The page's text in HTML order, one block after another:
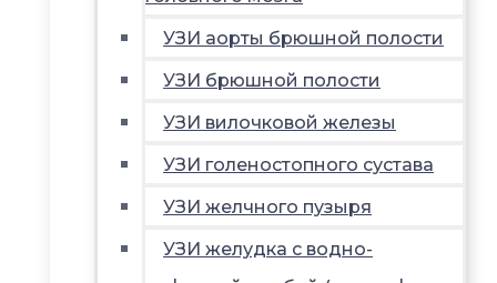
УЗИ аорты брюшной полости
УЗИ брюшной полости
УЗИ вилочковой железы
УЗИ голеностопного сустава
УЗИ желчного пузыря
УЗИ желудка с водно-